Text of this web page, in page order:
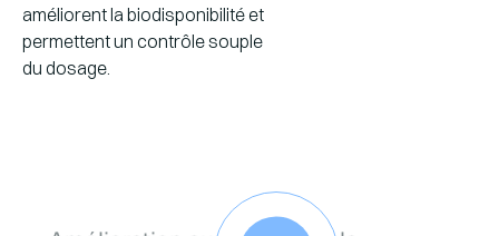
améliorent la biodisponibilité et
permettent un contrôle souple
du dosage.